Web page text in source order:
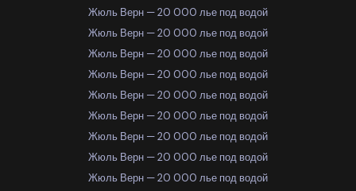
Жюль Верн — 20 000 лье под водой
Жюль Верн — 20 000 лье под водой
Жюль Верн — 20 000 лье под водой
Жюль Верн — 20 000 лье под водой
Жюль Верн — 20 000 лье под водой
Жюль Верн — 20 000 лье под водой
Жюль Верн — 20 000 лье под водой
Жюль Верн — 20 000 лье под водой
Жюль Верн — 20 000 лье под водой